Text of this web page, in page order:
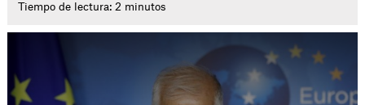
Tiempo de lectura: 2 minutos